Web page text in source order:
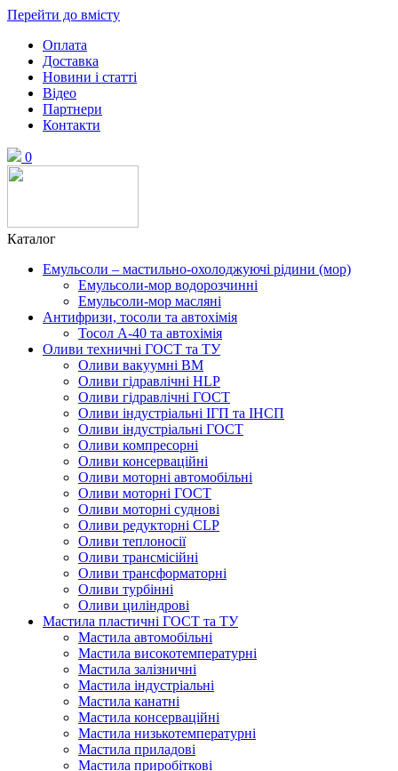
Перейти до вмісту
Оплата
Доставка
Новини і статті
Відео
Партнери
Контакти
0
Каталог
Емульсоли – мастильно-охолоджуючі рідини (мор)
Емульсоли-мор водорозчинні
Емульсоли-мор масляні
Антифризи, тосоли та автохімія
Тосол А-40 та автохімія
Оливи техничні ГОСТ та ТУ
Оливи вакуумні ВМ
Оливи гідравлічні HLP
Оливи гідравлічні ГОСТ
Оливи індустріальні ІГП та ІНСП
Оливи індустріальні ГОСТ
Оливи компресорні
Оливи консерваційні
Оливи моторні автомобільні
Оливи моторні ГОСТ
Оливи моторні суднові
Оливи редукторні CLP
Оливи теплоносії
Оливи трансмісійні
Оливи трансформаторні
Оливи турбінні
Оливи циліндрові
Мастила пластичні ГОСТ та ТУ
Мастила автомобільні
Мастила високотемпературні
Мастила залізничні
Мастила індустріальні
Мастила канатні
Мастила консерваційні
Мастила низькотемпературні
Мастила приладові
Мастила приробіткові